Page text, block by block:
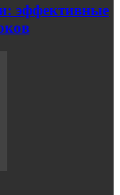
эффективные